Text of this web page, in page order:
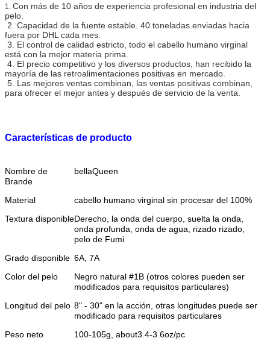
1. Con más de 10 años de experiencia profesional en industria del
pelo.
2. Capacidad de la fuente estable. 40 toneladas enviadas hacia
fuera por DHL cada mes.
3. El control de calidad estricto, todo el cabello humano virginal
está con la mejor materia prima.
4. El precio competitivo y los diversos productos, han recibido la
mayoría de las retroalimentaciones positivas en mercado.
5. Las mejores ventas combinan, las ventas positivas combinan,
para ofrecer el mejor antes y después de servicio de la venta.
Características de producto
Nombre de
Brande
bellaQueen
Material
cabello humano virginal sin procesar del 100%
Textura disponibleDerecho, la onda del cuerpo, suelta la onda,
onda profunda, onda de agua, rizado rizado,
pelo de Fumi
Grado disponible 6A, 7A
Color del pelo
Negro natural #1B (otros colores pueden ser
modificados para requisitos particulares)
Longitud del pelo 8" - 30" en la acción, otras longitudes puede ser
modificado para requisitos particulares
Peso neto
100-105g, about3.4-3.6oz/pc